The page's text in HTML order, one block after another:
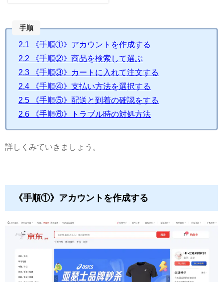
手順
2.1
《手順①》アカウントを作成する
2.2
《手順②》商品を検索して選ぶ
2.3
《手順③》カートに入れて注文する
2.4
《手順④》支払い方法を選択する
2.5
《手順⑤》配送と到着の確認をする
2.6
《手順⑥》トラブル時の対処方法
詳しくみていきましょう。
《手順①》アカウントを作成する